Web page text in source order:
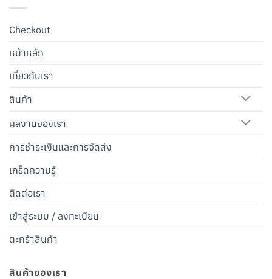
Checkout
หน้าหลัก
เกี่ยวกับเรา
สินค้า
ผลงานของเรา
การชำระเงินและการจัดส่ง
เกร็ดความรู้
ติดต่อเรา
เข้าสู่ระบบ / ลงทะเบียน
ตะกร้าสินค้า
สินค้าของเรา